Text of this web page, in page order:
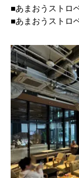
■あまおうストロ
■あまおうストロ